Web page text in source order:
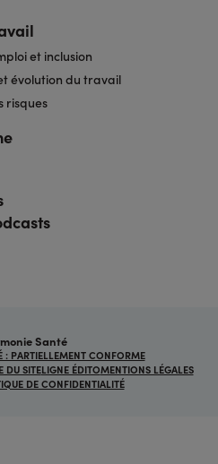
et inclusion
évolution du travail
risques
Santé
: PARTIELLEMENT CONFORME
DU SITELIGNE ÉDITOMENTIONS LÉGALES
DE CONFIDENTIALITÉ